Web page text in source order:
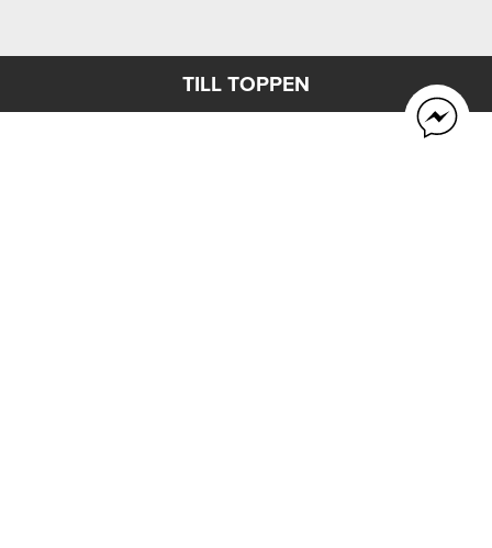
TILL TOPPEN